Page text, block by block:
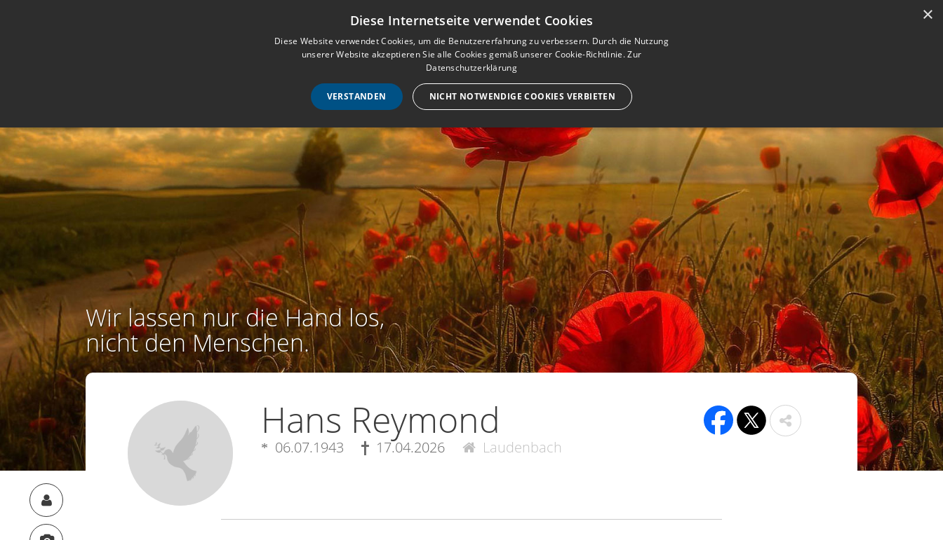
Musterbuch für Traueranzeigen
STARTSEITE HILFE IM TRAUERFALL
Wir lassen nur die Hand los,
nicht den Menschen.
Hans Reymond
06.07.1943 17.04.2026 Laudenbach
×
Diese Internetseite verwendet Cookies
Diese Website verwendet Cookies, um die Benutzererfahrung zu verbessern. Durch die Nutzung
unserer Website akzeptieren Sie alle Cookies gemäß unserer Cookie-Richtlinie.Zur
Datenschutzerklärung
VERSTANDEN NICHT NOTWENDIGE COOKIES VERBIETEN